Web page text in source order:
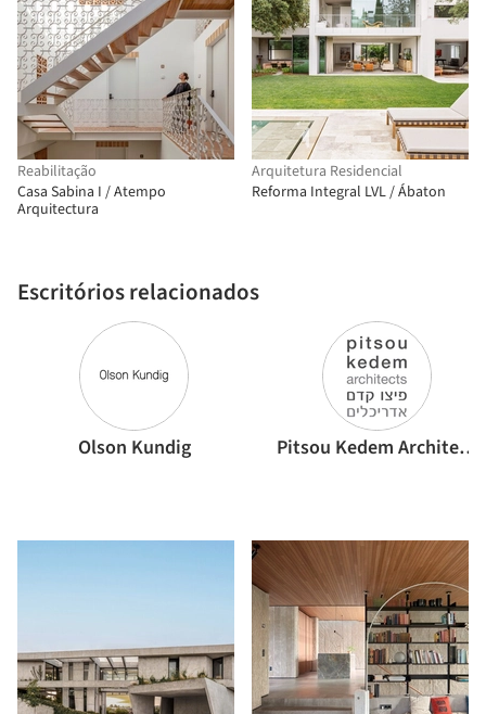
Reabilitação
Casa Sabina I / Atempo
Arquitectura
Escritórios relacionados
Olson Kundig Pitsou Kedem Architects
Arquitetura Residencial
Reforma Integral LVL / Ábaton